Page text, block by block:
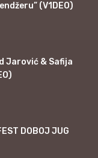
(V1DEO)
Jarović & Safija
DOBOJ JUG